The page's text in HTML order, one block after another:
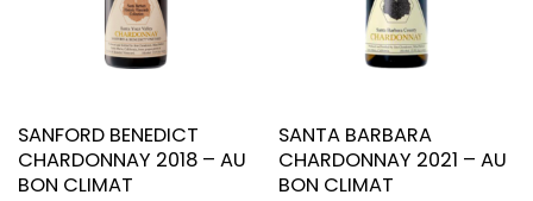
SANFORD BENEDICT
CHARDONNAY 2018 – AU
BON CLIMAT
SANTA BARBARA
CHARDONNAY 2021 – AU
BON CLIMAT